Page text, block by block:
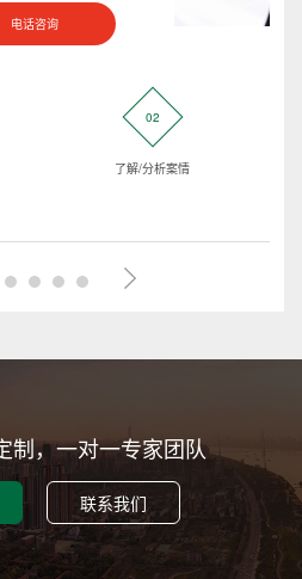
电话咨询
02
了解/分析案情
制，一对一专家团队
联系我们